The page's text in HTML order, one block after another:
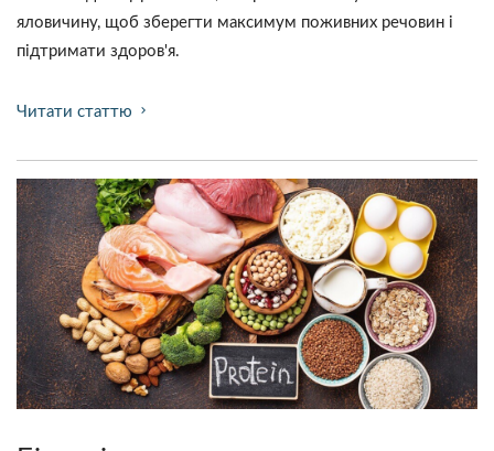
яловичину, щоб зберегти максимум поживних речовин і
підтримати здоров'я.
Читати статтю chevron_right